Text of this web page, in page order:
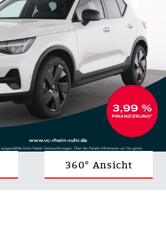
360° Ansicht